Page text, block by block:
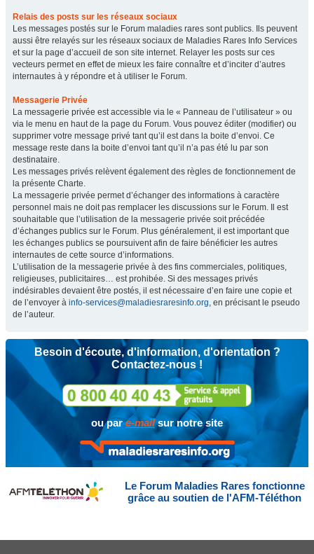
Relais des posts sur les réseaux sociaux
Les messages postés sur le Forum maladies rares sont publics. Ils peuvent
aussi être relayés sur les réseaux sociaux de Maladies Rares Info Services
et sur la page d’accueil de son site internet. Relayer les posts sur ces
vecteurs permet en effet de mieux les faire connaître et d’inciter d’autres
internautes à y répondre et à utiliser le Forum.
Messagerie Privée
La messagerie privée est accessible via le « Panneau de l’utilisateur » ou
via le menu en haut de la page du Forum. Vous pouvez éditer (modifier) ou
supprimer votre message privé tant qu’il est dans la boite d’envoi. Ce
message reste dans la boite d’envoi tant qu’il n’a pas été lu par son
destinataire.
Les messages privés relèvent également des règles de fonctionnement de
la présente Charte.
La messagerie privée permet d’échanger des informations à caractère
personnel mais ne doit pas remplacer les discussions sur le Forum. Il est
souhaitable que l’utilisation de la messagerie privée soit précédée
d’échanges publics sur le Forum. Plus généralement, il est important que
les échanges publics se poursuivent afin de faire bénéficier les autres
internautes de cette source d’informations.
L’utilisation de la messagerie privée à des fins commerciales, politiques,
religieuses, publicitaires… est prohibée. Si des messages privés
indésirables devaient être postés, il est nécessaire d’en faire une copie et
de l’envoyer à info-services@maladiesraresinfo.org, en précisant le pseudo
de l’auteur.
Besoin d'écoute, d'information, d'orientation ?
Contactez-nous !
ou pare-mailsur notre site
Le Forum Maladies Rares fonctionne
grâce au soutien de l'AFM-Téléthon